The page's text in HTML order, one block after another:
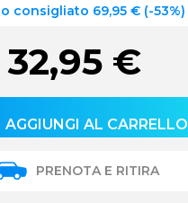
consigliato 69,95 € (-53%)
32,95 €
AGGIUNGI AL CARRELLO
PRENOTA E RITIRA